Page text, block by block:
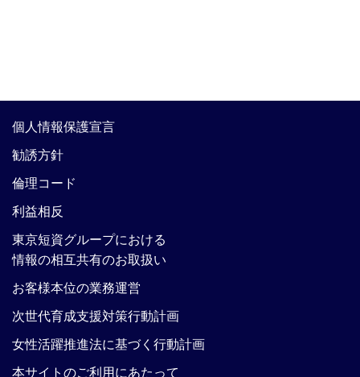
個人情報保護宣言
勧誘方針
倫理コード
利益相反
東京短資グループにおける
情報の相互共有のお取扱い
お客様本位の業務運営
次世代育成支援対策行動計画
女性活躍推進法に基づく行動計画
本サイトのご利用にあたって